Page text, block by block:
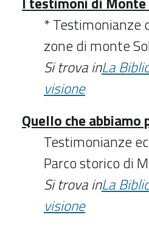
* Testimonianze
zone di monte
Si trova inLa
visione
Quello che abbiamo
Testimonianze
Parco storico di
Si trova inLa
visione